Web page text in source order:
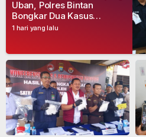
1 hari yang lalu
Uban, Polres Bintan
Bongkar Dua Kasus
Narkoba, Empat Tersangka